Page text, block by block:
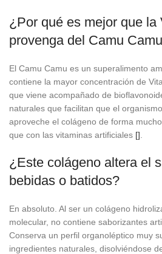
¿Por qué es mejor que la
provenga del Camu
El Camu Camu es un superalimento
contiene la mayor concentración de
que viene acompañado de
naturales que facilitan que el
aproveche el colágeno de forma
que con las vitaminas artificiales []
¿Este colágeno altera el
bebidas o batidos?
En absoluto. Al ser un colágeno
molecular, no contiene saborizantes
Conserva un perfil organoléptico muy
ingredientes naturales, disolviéndose